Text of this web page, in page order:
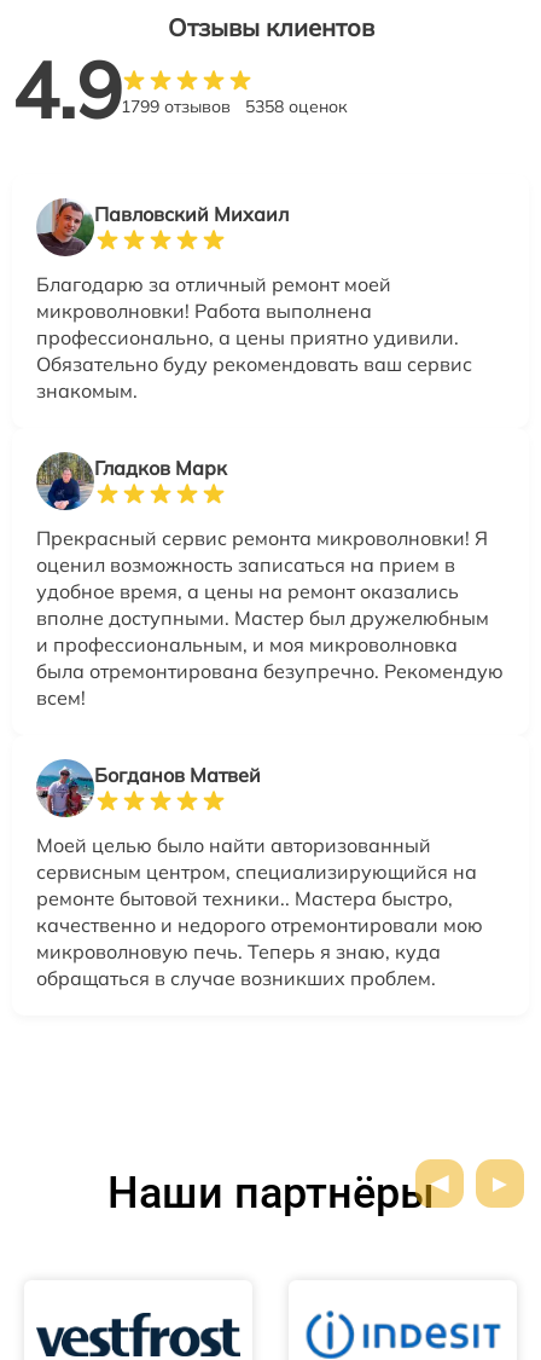
Отзывы клиентов
4.91799 отзывов 5358 оценок
Павловский Михаил
Благодарю за отличный ремонт моей
микроволновки! Работа выполнена
профессионально, а цены приятно удивили.
Обязательно буду рекомендовать ваш сервис
знакомым.
Гладков Марк
Прекрасный сервис ремонта микроволновки! Я
оценил возможность записаться на прием в
удобное время, а цены на ремонт оказались
вполне доступными. Мастер был дружелюбным
и профессиональным, и моя микроволновка
была отремонтирована безупречно. Рекомендую
всем!
Богданов Матвей
Моей целью было найти авторизованный
сервисным центром, специализирующийся на
ремонте бытовой техники.. Мастера быстро,
качественно и недорого отремонтировали мою
микроволновую печь. Теперь я знаю, куда
обращаться в случае возникших проблем.
Наши партнёры